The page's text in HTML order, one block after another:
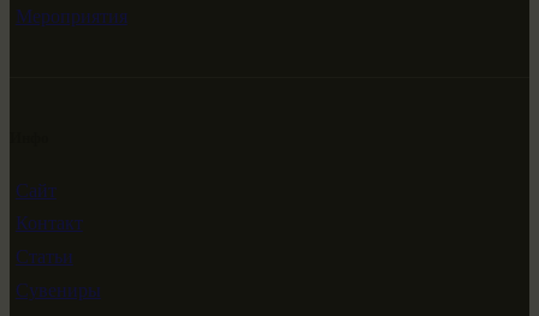
Мероприятия
Сайт
Контакт
Статьи
Сувениры